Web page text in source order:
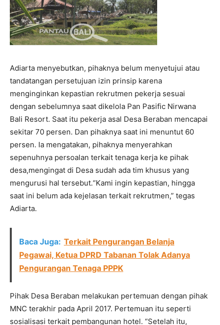
Adiarta menyebutkan, pihaknya belum menyetujui atau
tandatangan persetujuan izin prinsip karena
menginginkan kepastian rekrutmen pekerja sesuai
dengan sebelumnya saat dikelola Pan Pasific Nirwana
Bali Resort. Saat itu pekerja asal Desa Beraban mencapai
sekitar 70 persen. Dan pihaknya saat ini menuntut 60
persen. Ia mengatakan, pihaknya menyerahkan
sepenuhnya persoalan terkait tenaga kerja ke pihak
desa,mengingat di Desa sudah ada tim khusus yang
mengurusi hal tersebut.“Kami ingin kepastian, hingga
saat ini belum ada kejelasan terkait rekrutmen,” tegas
Adiarta.
Baca Juga: Terkait Pengurangan Belanja
Pegawai, Ketua DPRD Tabanan Tolak Adanya
Pengurangan Tenaga PPPK
Pihak Desa Beraban melakukan pertemuan dengan pihak
MNC terakhir pada April 2017. Pertemuan itu seperti
sosialisasi terkait pembangunan hotel. “Setelah itu,